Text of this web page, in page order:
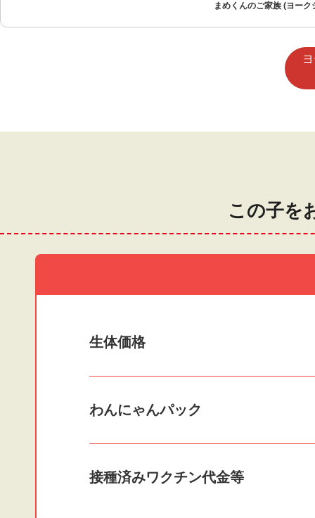
まめくんのご家族 (ヨーク
この子を
生体価格
わんにゃんパック
接種済みワクチン代金等